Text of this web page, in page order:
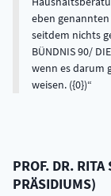
eben
seitdem nichts
BÜNDNIS 90/
wenn es darum
weisen. ({0})
PROF. DR. RITA
PRÄSIDIUMS)